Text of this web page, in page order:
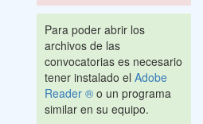
Para poder abrir los
archivos de las
convocatorias es necesario
tener instalado el Adobe
Reader ® o un programa
similar en su equipo.